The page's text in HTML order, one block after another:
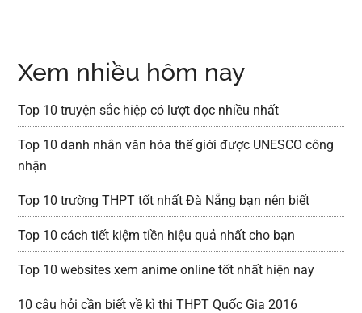
Xem nhiều hôm nay
Top 10 truyện sắc hiệp có lượt đọc nhiều nhất
Top 10 danh nhân văn hóa thế giới được UNESCO công
nhận
Top 10 trường THPT tốt nhất Đà Nẵng bạn nên biết
Top 10 cách tiết kiệm tiền hiệu quả nhất cho bạn
Top 10 websites xem anime online tốt nhất hiện nay
10 câu hỏi cần biết về kì thi THPT Quốc Gia 2016